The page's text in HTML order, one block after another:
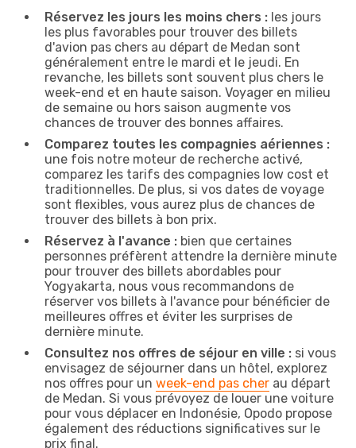
Réservez les jours les moins chers : les jours
les plus favorables pour trouver des billets
d'avion pas chers au départ de Medan sont
généralement entre le mardi et le jeudi. En
revanche, les billets sont souvent plus chers le
week-end et en haute saison. Voyager en milieu
de semaine ou hors saison augmente vos
chances de trouver des bonnes affaires.
Comparez toutes les compagnies aériennes :
une fois notre moteur de recherche activé,
comparez les tarifs des compagnies low cost et
traditionnelles. De plus, si vos dates de voyage
sont flexibles, vous aurez plus de chances de
trouver des billets à bon prix.
Réservez à l'avance : bien que certaines
personnes préfèrent attendre la dernière minute
pour trouver des billets abordables pour
Yogyakarta, nous vous recommandons de
réserver vos billets à l'avance pour bénéficier de
meilleures offres et éviter les surprises de
dernière minute.
Consultez nos offres de séjour en ville : si vous
envisagez de séjourner dans un hôtel, explorez
nos offres pour un week-end pas cher au départ
de Medan. Si vous prévoyez de louer une voiture
pour vous déplacer en Indonésie, Opodo propose
également des réductions significatives sur le
prix final.